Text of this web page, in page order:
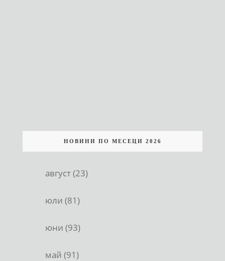
НОВИНИ ПО МЕСЕЦИ 2026
август (23)
юли (81)
юни (93)
май (91)